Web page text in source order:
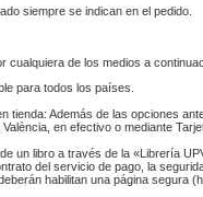
siempre se indican en el pedido.
cualquiera de los medios a
para todos los países.
tienda: Además de las opciones
en efectivo o mediante
un libro a través de la «Librería
del servicio de pago, la
habilitan una página segura